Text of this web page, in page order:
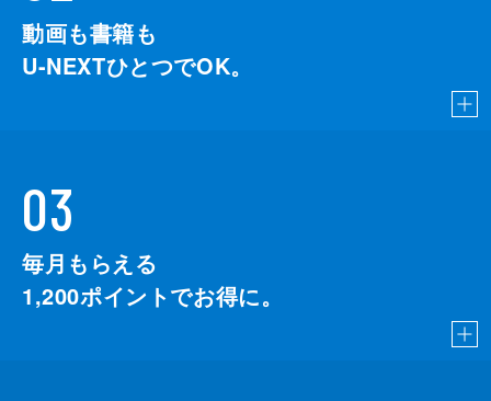
動画も書籍も
U-NEXTひとつでOK。
03
毎月もらえる
1,200ポイントでお得に。